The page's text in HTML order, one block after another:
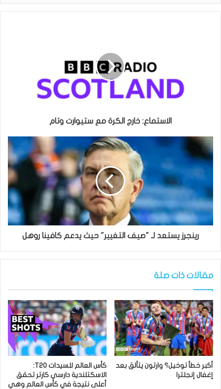
الاستماع: خارج الكرة مع ستيوارت وتام
رينجرز يستعد لـ "صيف التغيير" حيث يدعم كافينا روهل
مقالات ذات صلة
أكبر خطأ توخيل؟ وارتون يتألق بعد
إغفال إنجلترا
كأس العالم للسيدات T20:
الاسكتلندية دارسي كارتر تحقق
أعلى نتيجة في كأس العالم وهي